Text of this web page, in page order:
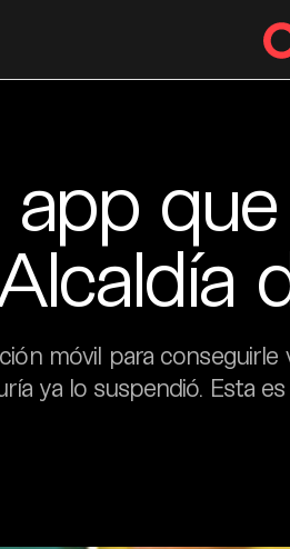
app
móvil para conseguirle
ya lo suspendió. Esta